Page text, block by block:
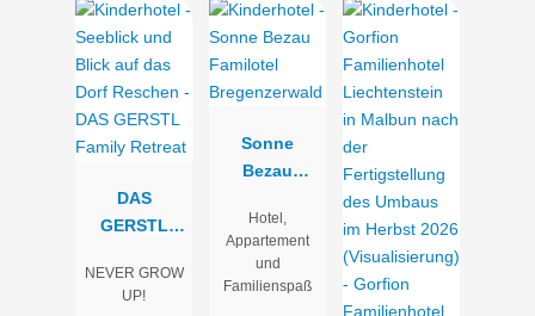
DAS
GERSTL
Retreat
NEVER GROW
UP!
Sonne
Bezau
Bregenzerwa
Hotel,
Appartement
und
Familienspaß